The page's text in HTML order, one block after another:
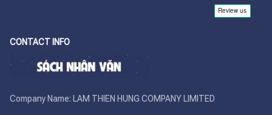
CONTACT INFO
Company Name: LAM THIEN HUNG COMPANY LIMITED